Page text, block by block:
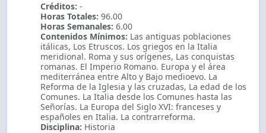
Créditos: -
Horas Totales: 96.00
Horas Semanales: 6.00
Contenidos Mínimos: Las antiguas poblaciones
itálicas, Los Etruscos. Los griegos en la Italia
meridional. Roma y sus orígenes, Las conquistas
romanas. El Imperio Romano. Europa y el área
mediterránea entre Alto y Bajo medioevo. La
Reforma de la Iglesia y las cruzadas, La edad de los
Comunes. La Italia desde los Comunes hasta las
Señorías. La Europa del Siglo XVI: franceses y
españoles en Italia. La contrarreforma.
Disciplina: Historia